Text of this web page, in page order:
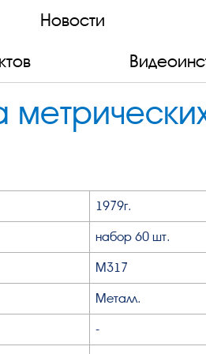
Новости
1979г.
набор 60 шт.
М317
Металл.
-